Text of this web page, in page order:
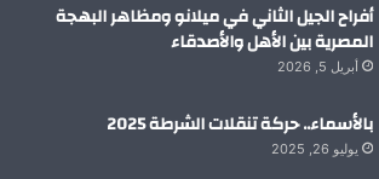
أفراح الجيل الثاني في ميلانو ومظاهر البهجة
المصرية بين الأهل والأصدقاء
أبريل 5, 2026
بالأسماء.. حركة تنقلات الشرطة 2025
يوليو 26, 2025